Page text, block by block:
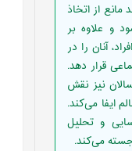
مانع از اتخاذ
و علاوه بر
آنان را در
قرار دهد.
نیز نقش
ایفا می‌کند.
و تحلیل
می‌کند.